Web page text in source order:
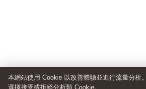
本網站使用 Cookie 以改善體驗並進行流量分析
選擇接受或拒絕分析類 Cookie。